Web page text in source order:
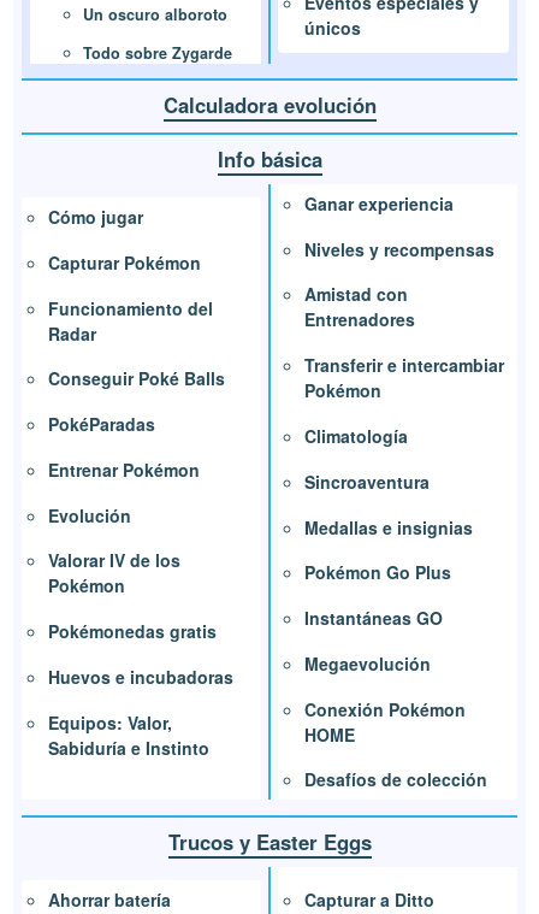
Un oscuro alboroto
Todo sobre Zygarde
únicos
Calculadora evolución
Info básica
Cómo jugar
Capturar Pokémon
Funcionamiento del
Radar
Conseguir Poké Balls
PokéParadas
Entrenar Pokémon
Evolución
Valorar IV de los
Pokémon
Pokémonedas gratis
Huevos e incubadoras
Equipos: Valor,
Sabiduría e Instinto
Ganar experiencia
Niveles y recompensas
Amistad con
Entrenadores
Transferir e intercambiar
Pokémon
Climatología
Sincroaventura
Medallas e insignias
Pokémon Go Plus
Instantáneas GO
Megaevolución
Conexión Pokémon
HOME
Desafíos de colección
Trucos y Easter Eggs
Ahorrar batería
Capturar a Ditto